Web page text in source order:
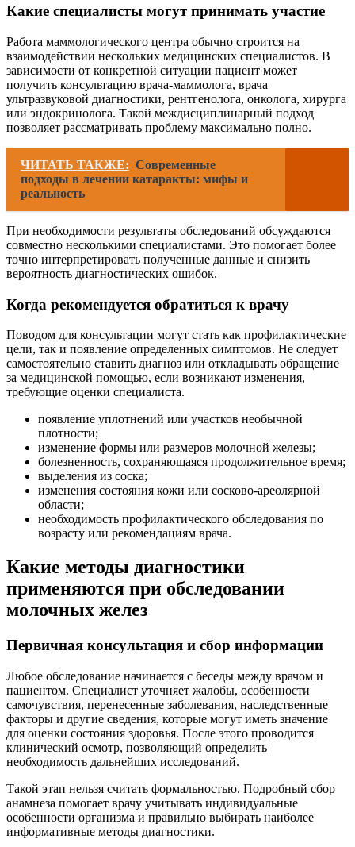
Какие специалисты могут принимать участие
Работа маммологического центра обычно строится на
взаимодействии нескольких медицинских специалистов. В
зависимости от конкретной ситуации пациент может
получить консультацию врача-маммолога, врача
ультразвуковой диагностики, рентгенолога, онколога, хирурга
или эндокринолога. Такой междисциплинарный подход
позволяет рассматривать проблему максимально полно.
ЧИТАТЬ ТАКЖЕ: Современные
подходы в лечении катаракты: мифы и
реальность
При необходимости результаты обследований обсуждаются
совместно несколькими специалистами. Это помогает более
точно интерпретировать полученные данные и снизить
вероятность диагностических ошибок.
Когда рекомендуется обратиться к врачу
Поводом для консультации могут стать как профилактические
цели, так и появление определенных симптомов. Не следует
самостоятельно ставить диагноз или откладывать обращение
за медицинской помощью, если возникают изменения,
требующие оценки специалиста.
появление уплотнений или участков необычной
плотности;
изменение формы или размеров молочной железы;
болезненность, сохраняющаяся продолжительное время;
выделения из соска;
изменения состояния кожи или сосково-ареолярной
области;
необходимость профилактического обследования по
возрасту или рекомендациям врача.
Какие методы диагностики
применяются при обследовании
молочных желез
Первичная консультация и сбор информации
Любое обследование начинается с беседы между врачом и
пациентом. Специалист уточняет жалобы, особенности
самочувствия, перенесенные заболевания, наследственные
факторы и другие сведения, которые могут иметь значение
для оценки состояния здоровья. После этого проводится
клинический осмотр, позволяющий определить
необходимость дальнейших исследований.
Такой этап нельзя считать формальностью. Подробный сбор
анамнеза помогает врачу учитывать индивидуальные
особенности организма и правильно выбирать наиболее
информативные методы диагностики.